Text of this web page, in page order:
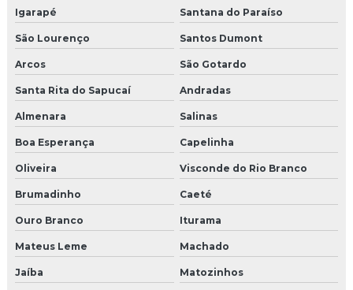
Igarapé Santana do Paraíso
São Lourenço Santos Dumont
Arcos São Gotardo
Santa Rita do Sapucaí Andradas
Almenara Salinas
Boa Esperança Capelinha
Oliveira Visconde do Rio Branco
Brumadinho Caeté
Ouro Branco Iturama
Mateus Leme Machado
Jaíba Matozinhos